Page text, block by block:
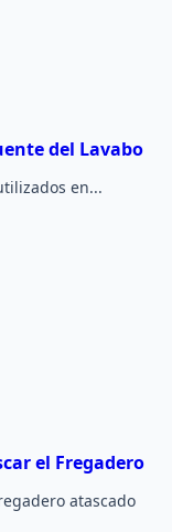
del Lavabo
en...
el Fregadero
atascado